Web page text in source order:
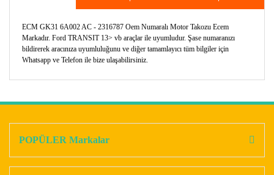
ECM GK31 6A002 AC - 2316787 Oem Numaralı Motor Takozu Ecem
Markadır. Ford TRANSIT 13> vb araçlar ile uyumludur. Şase numaranızı
bildirerek aracınıza uyumluluğunu ve diğer tamamlayıcı tüm bilgiler için
Whatsapp ve Telefon ile bize ulaşabilirsiniz.
POPÜLER Markalar